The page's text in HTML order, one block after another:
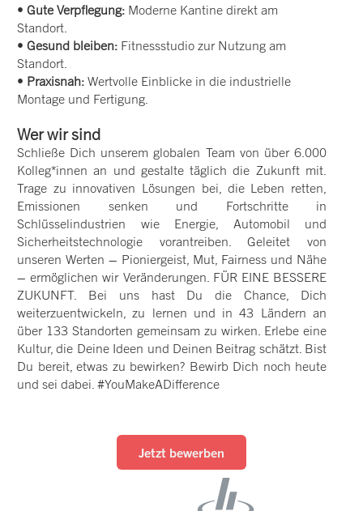
• Gute Verpflegung: Moderne Kantine direkt am
Standort.
• Gesund bleiben: Fitnessstudio zur Nutzung am
Standort.
• Praxisnah: Wertvolle Einblicke in die industrielle
Montage und Fertigung.
Wer wir sind
Schließe Dich unserem globalen Team von über 6.000
Kolleg*innen an und gestalte täglich die Zukunft mit.
Trage zu innovativen Lösungen bei, die Leben retten,
Emissionen senken und Fortschritte in
Schlüsselindustrien wie Energie, Automobil und
Sicherheitstechnologie vorantreiben. Geleitet von
unseren Werten – Pioniergeist, Mut, Fairness und Nähe
– ermöglichen wir Veränderungen. FÜR EINE BESSERE
ZUKUNFT. Bei uns hast Du die Chance, Dich
weiterzuentwickeln, zu lernen und in 43 Ländern an
über 133 Standorten gemeinsam zu wirken. Erlebe eine
Kultur, die Deine Ideen und Deinen Beitrag schätzt. Bist
Du bereit, etwas zu bewirken? Bewirb Dich noch heute
und sei dabei. #YouMakeADifference
Jetzt bewerben